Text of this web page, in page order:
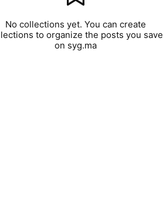
No collections yet. You can create
to organize the posts you save
on syg.ma